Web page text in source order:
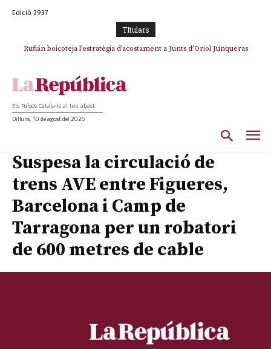
Edició 2937
TItulars
Rufián boicoteja l’estratègia d’acostament a Junts d’Oriol Junqueras
Rufián dinamita la unitat independentista amb un atac frontal al retorn
Els Països Catalans al teu abast
Dilluns, 10 de agost del 2026
Suspesa la circulació de
trens AVE entre Figueres,
Barcelona i Camp de
Tarragona per un robatori
de 600 metres de cable